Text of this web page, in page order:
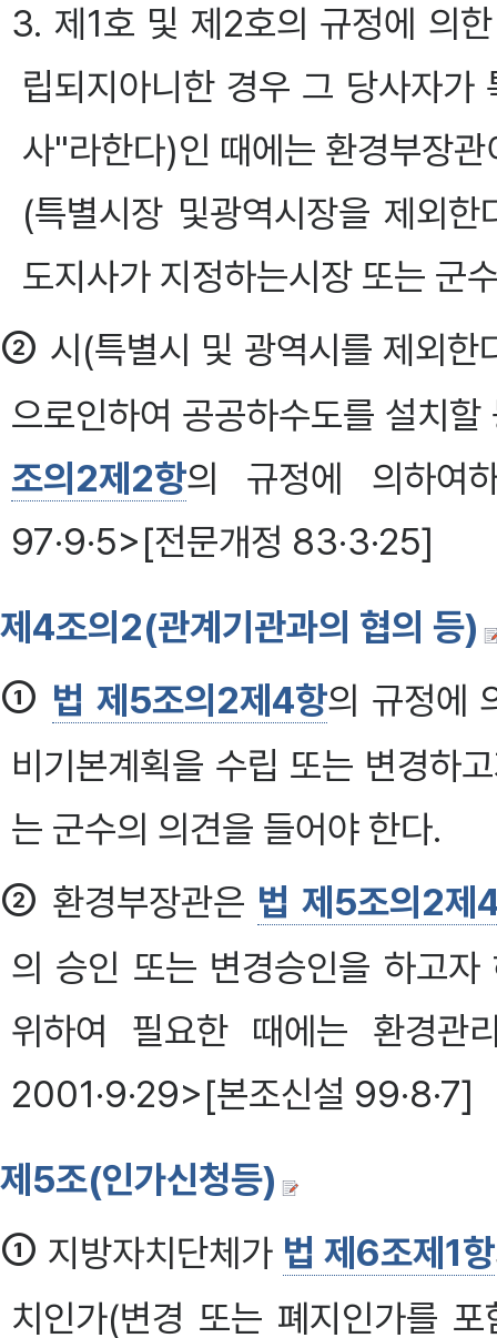
3. 제1호 및 제2호의 규정에 의
립되지아니한 경우 그 당사자가
사"라한다)인 때에는 환경부장
(특별시장 및광역시장을 제외
도지사가 지정하는시장 또는 군
② 시(특별시 및 광역시를 제외
으로인하여 공공하수도를 설치
조의2제2항의 규정에 의하여
97·9·5>[전문개정 83·3·25]
제4조의2(관계기관과의 협의 등)
① 법 제5조의2제4항의 규정에
비기본계획을 수립 또는 변경하
는 군수의 의견을 들어야 한다.
② 환경부장관은 법 제5조의2제
의 승인 또는 변경승인을 하고
위하여 필요한 때에는 환경
2001·9·29>[본조신설 99·8·7]
제5조(인가신청등)
① 지방자치단체가 법 제6조제1항
치인가(변경 또는 폐지인가를